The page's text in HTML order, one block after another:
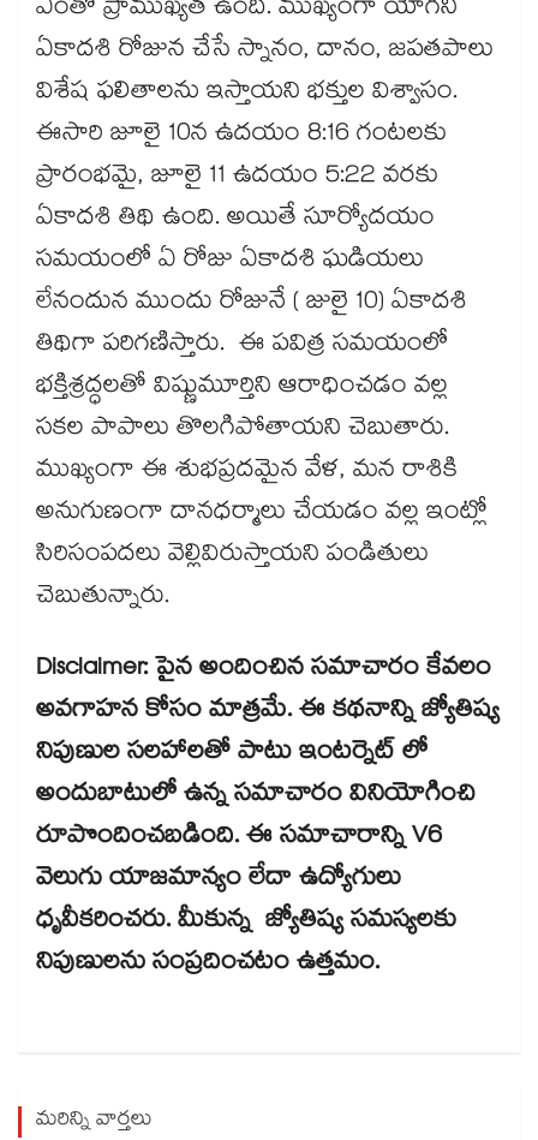
ఎంతో ప్రాముఖ్యత ఉంది. ముఖ్యంగా యోగిని
ఏకాదశి రోజున చేసే స్నానం, దానం, జపతపాలు
విశేష ఫలితాలను ఇస్తాయని భక్తుల విశ్వాసం.
ఈసారి జూలై 10న ఉదయం 8:16 గంటలకు
ప్రారంభమై, జూలై 11 ఉదయం 5:22 వరకు
ఏకాదశి తిథి ఉంది. అయితే సూర్యోదయం
సమయంలో ఏ రోజు ఏకాదశి ఘడియలు
లేనందున ముందు రోజునే ( జులై 10) ఏకాదశి
తిథిగా పరిగణిస్తారు. ఈ పవిత్ర సమయంలో
భక్తిశ్రద్ధలతో విష్ణుమూర్తిని ఆరాధించడం వల్ల
సకల పాపాలు తొలగిపోతాయని చెబుతారు.
ముఖ్యంగా ఈ శుభప్రదమైన వేళ, మన రాశికి
అనుగుణంగా దానధర్మాలు చేయడం వల్ల ఇంట్లో
సిరిసంపదలు వెల్లివిరుస్తాయని పండితులు
చెబుతున్నారు.
Disclaimer: పైన అందించిన సమాచారం కేవలం
అవగాహన కోసం మాత్రమే. ఈ కథనాన్ని జ్యోతిష్య
నిపుణుల సలహాలతో పాటు ఇంటర్నెట్ లో
అందుబాటులో ఉన్న సమాచారం వినియోగించి
రూపొందించబడింది. ఈ సమాచారాన్ని V6
వెలుగు యాజమాన్యం లేదా ఉద్యోగులు
ధృవీకరించరు. మీకున్న జ్యోతిష్య సమస్యలకు
నిపుణులను సంప్రదించటం ఉత్తమం.
మరిన్ని వార్తలు